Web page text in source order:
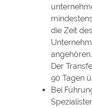
die Zeit
angehören.
Der
90 Tagen
Bei